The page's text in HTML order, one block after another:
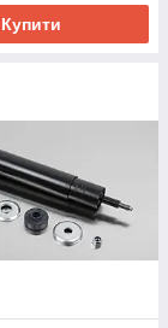
Купити